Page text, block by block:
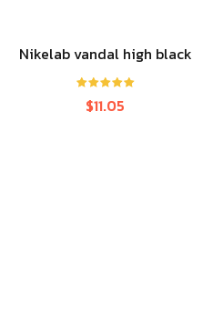
Nikelab vandal high black
5.00
ตั้งแต่ 1-
$11.05